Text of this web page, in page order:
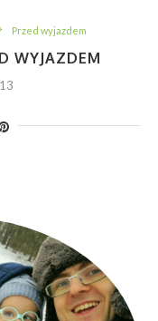
Przed wyjazdem
WYJAZDEM